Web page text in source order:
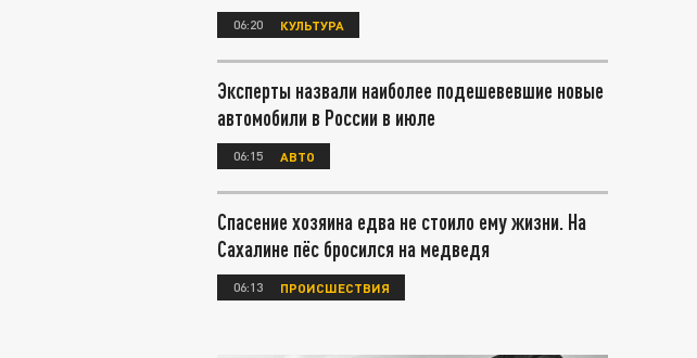
06:20 КУЛЬТУРА
Эксперты назвали наиболее подешевевшие новые
автомобили в России в июле
06:15 АВТО
Спасение хозяина едва не стоило ему жизни. На
Сахалине пёс бросился на медведя
06:13 ПРОИСШЕСТВИЯ